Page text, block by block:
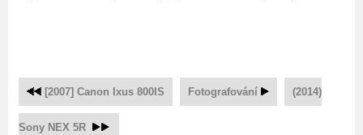
[2007] Canon Ixus 800IS Fotografování (2014)
Sony NEX 5R